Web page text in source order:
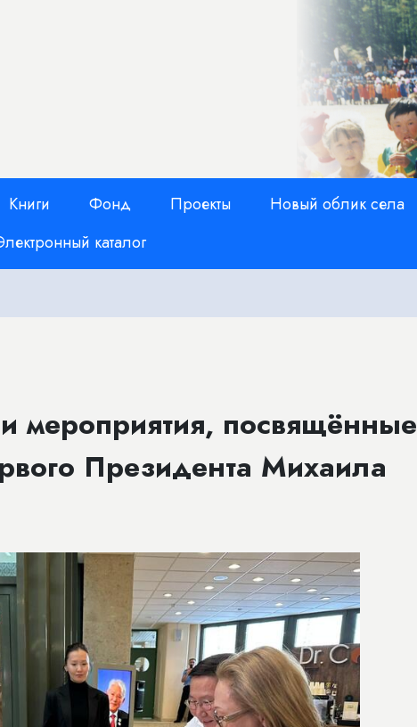
Книги Фонд Проекты Новый облик села
каталог
мероприятия, посвящённые
Президента Михаила